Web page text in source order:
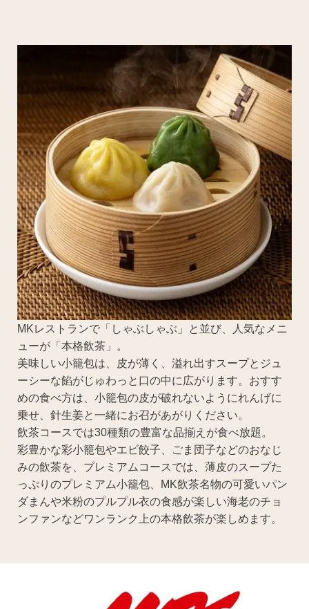
MKレストランで「しゃぶしゃぶ」と並び、人気なメニ
ューが「本格飲茶」。
美味しい小籠包は、皮が薄く、溢れ出すスープとジュ
ーシーな餡がじゅわっと口の中に広がります。おすす
めの食べ方は、小籠包の皮が破れないようにれんげに
乗せ、針生姜と一緒にお召があがりください。
飲茶コースでは30種類の豊富な品揃えが食べ放題。
彩豊かな彩小籠包やエビ餃子、ごま団子などのおなじ
みの飲茶を、プレミアムコースでは、薄皮のスープた
っぷりのプレミアム小籠包、MK飲茶名物の可愛いパン
ダまんや米粉のプルプル衣の食感が楽しい海老のチョ
ンファンなどワンランク上の本格飲茶が楽しめます。